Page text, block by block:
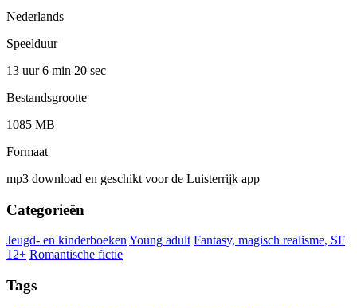
Nederlands
Speelduur
13 uur 6 min 20 sec
Bestandsgrootte
1085 MB
Formaat
mp3 download en geschikt voor de Luisterrijk app
Categorieën
Jeugd- en kinderboeken Young adult Fantasy, magisch realisme, SF
12+ Romantische fictie
Tags